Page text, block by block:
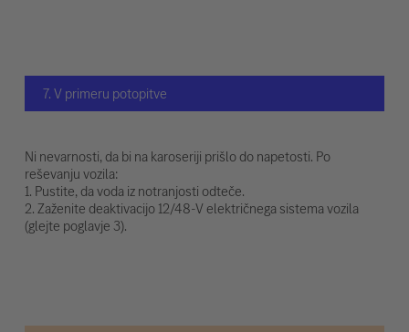
7. V primeru potopitve
Ni nevarnosti, da bi na karoseriji prišlo do napetosti. Po
reševanju vozila:
1. Pustite, da voda iz notranjosti odteče.
2. Zaženite deaktivacijo 12/48-V električnega sistema vozila
(glejte poglavje 3).